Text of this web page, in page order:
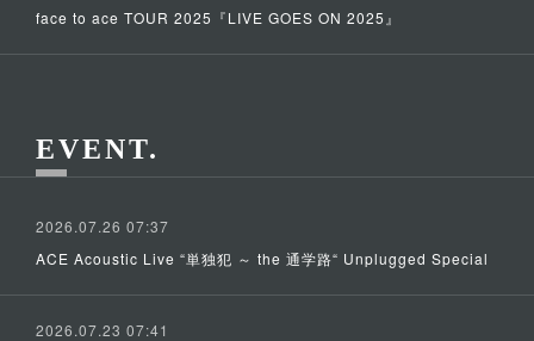
face to ace TOUR 2025『LIVE GOES ON 2025』
EVENT
2026.07.26 07:37
ACE Acoustic Live “単独犯 ～ the 通学路“ Unplugged Special
2026.07.23 07:41